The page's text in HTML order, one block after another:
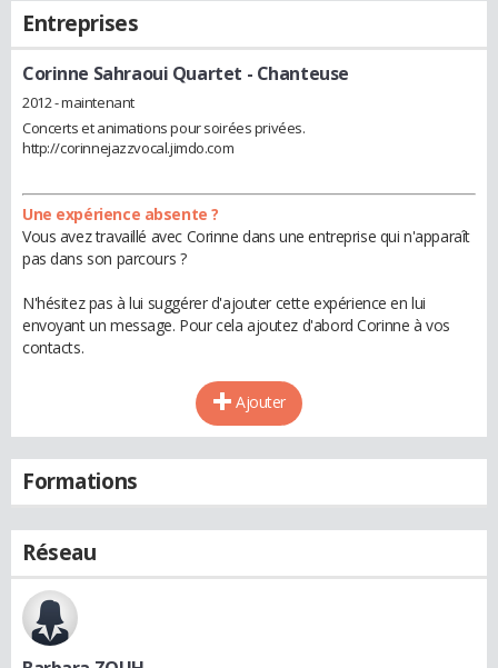
Entreprises
Corinne Sahraoui Quartet - Chanteuse
2012 - maintenant
Concerts et animations pour soirées privées.
http://corinnejazzvocal.jimdo.com
Une expérience absente ?
Vous avez travaillé avec Corinne dans une entreprise qui n'apparaît
pas dans son parcours ?
N'hésitez pas à lui suggérer d'ajouter cette expérience en lui
envoyant un message. Pour cela ajoutez d'abord Corinne à vos
contacts.
Ajouter
Formations
Réseau